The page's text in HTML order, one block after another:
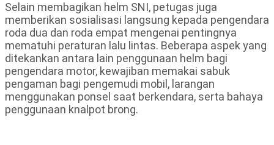
Selain membagikan helm SNI, petugas juga
memberikan sosialisasi langsung kepada pengendara
roda dua dan roda empat mengenai pentingnya
mematuhi peraturan lalu lintas. Beberapa aspek yang
ditekankan antara lain penggunaan helm bagi
pengendara motor, kewajiban memakai sabuk
pengaman bagi pengemudi mobil, larangan
menggunakan ponsel saat berkendara, serta bahaya
penggunaan knalpot brong.